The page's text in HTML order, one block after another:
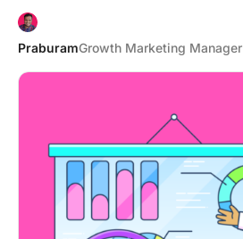
PraburamGrowth Marketing Manager